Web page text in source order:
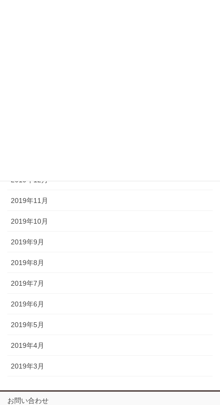
2019年12月
2019年11月
2019年10月
2019年9月
2019年8月
2019年7月
2019年6月
2019年5月
2019年4月
2019年3月
お問い合わせ